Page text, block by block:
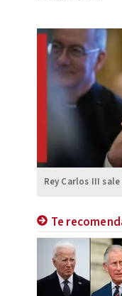
Rey Carlos III
Te